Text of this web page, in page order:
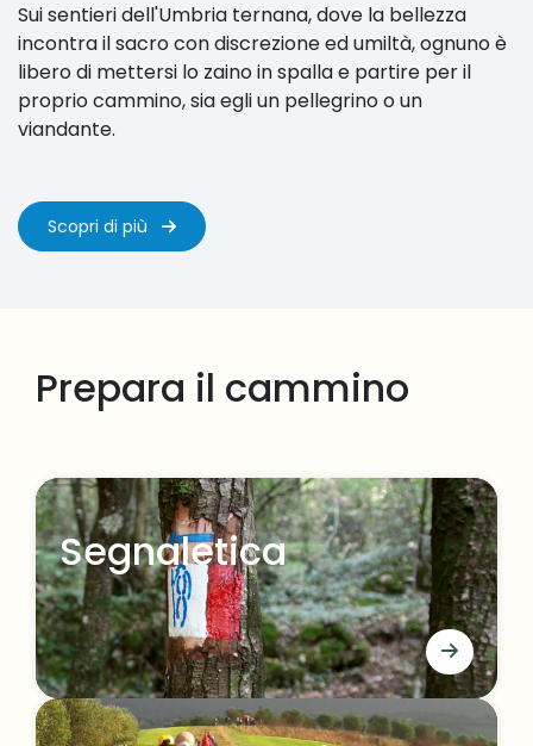
Sui sentieri dell'Umbria ternana, dove la bellezza
incontra il sacro con discrezione ed umiltà, ognuno è
libero di mettersi lo zaino in spalla e partire per il
proprio cammino, sia egli un pellegrino o un
viandante.
Scopri di più
Prepara il cammino
Segnaletica